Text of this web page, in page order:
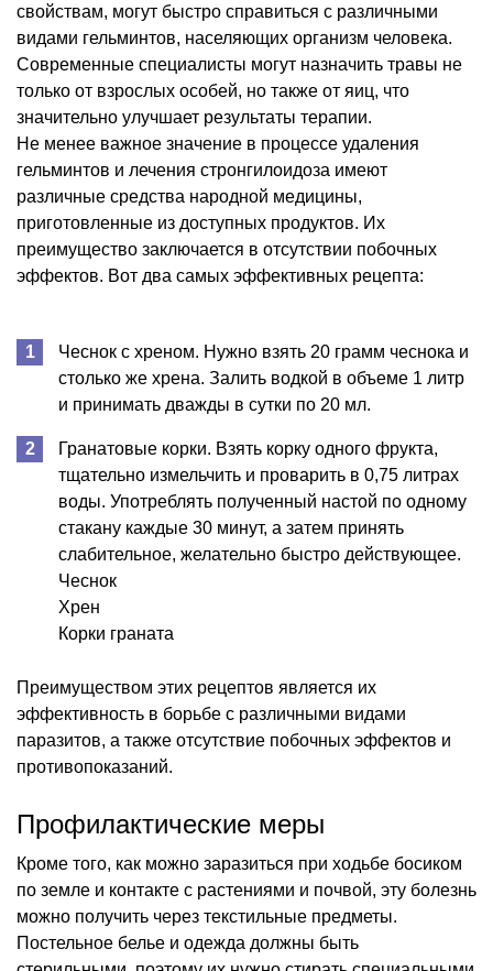
свойствам, могут быстро справиться с различными
видами гельминтов, населяющих организм человека.
Современные специалисты могут назначить травы не
только от взрослых особей, но также от яиц, что
значительно улучшает результаты терапии.
Не менее важное значение в процессе удаления
гельминтов и лечения стронгилоидоза имеют
различные средства народной медицины,
приготовленные из доступных продуктов. Их
преимущество заключается в отсутствии побочных
эффектов. Вот два самых эффективных рецепта:
Чеснок с хреном. Нужно взять 20 грамм чеснока и
столько же хрена. Залить водкой в объеме 1 литр
и принимать дважды в сутки по 20 мл.
Гранатовые корки. Взять корку одного фрукта,
тщательно измельчить и проварить в 0,75 литрах
воды. Употреблять полученный настой по одному
стакану каждые 30 минут, а затем принять
слабительное, желательно быстро действующее.
Чеснок
Хрен
Корки граната
Преимуществом этих рецептов является их
эффективность в борьбе с различными видами
паразитов, а также отсутствие побочных эффектов и
противопоказаний.
Профилактические меры
Кроме того, как можно заразиться при ходьбе босиком
по земле и контакте с растениями и почвой, эту болезнь
можно получить через текстильные предметы.
Постельное белье и одежда должны быть